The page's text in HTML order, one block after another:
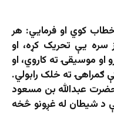
کوي او فرمايي: هر
یې تحریک کړه، او
او موسیقۍ ته کاروي، او
ګمراهۍ ته خلک رابولي.
عبدالله بن مسعود
د شيطان له غږونو څخه